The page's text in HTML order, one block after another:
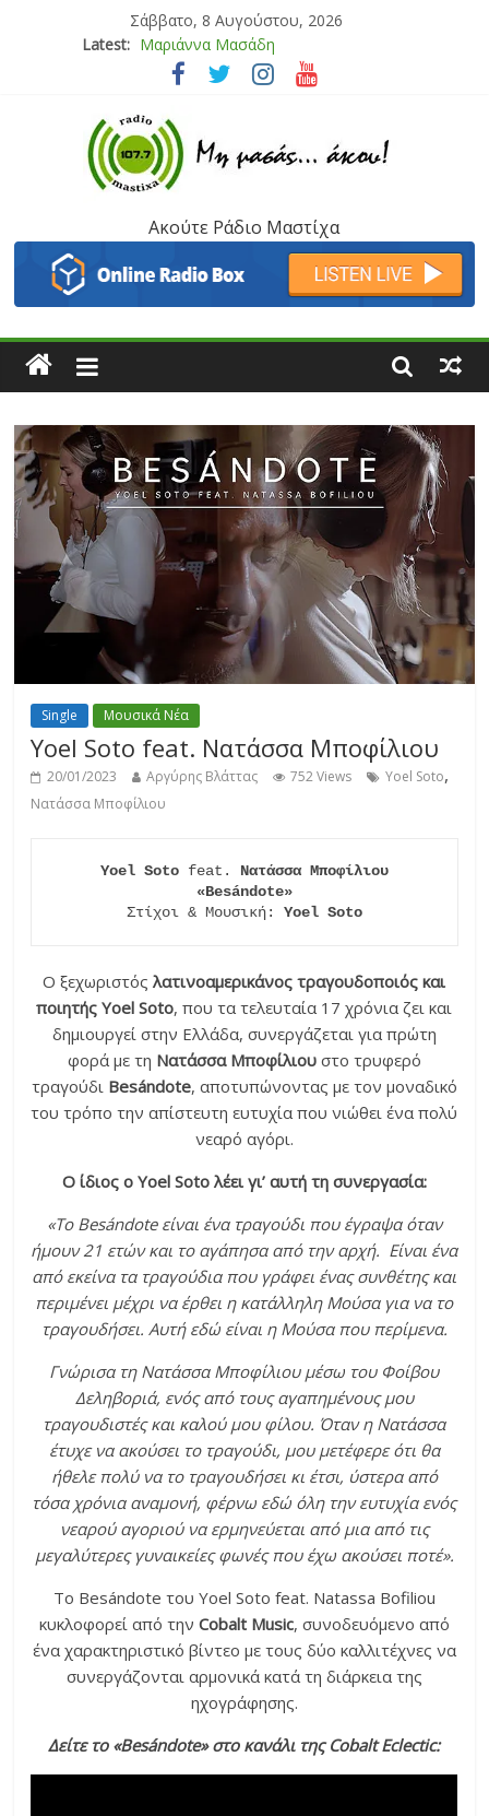
Σάββατο, 8 Αυγούστου, 2026
Latest: Μαριάννα Μασάδη
Τάνια Μπρεάζου
Μάνος Τρυπιάς & Γιώργος Στρατάκης
Ιορδάνης Αγαπητός
Ακούτε Ράδιο Μαστίχα
Single Μουσικά Νέα
Yoel Soto feat. Νατάσσα Μποφίλιου
20/01/2023 Αργύρης Βλάττας 752 Views Yoel Soto,
Νατάσσα Μποφίλιου
Yoel Soto feat. Νατάσσα Μποφίλιου
«Besándote»
Στίχοι & Μουσική: Yoel Soto
O ξεχωριστόςλατινοαμερικάνος τραγουδοποιός και
ποιητήςYoel Soto, που τα τελευταία 17 χρόνια ζει και
δημιουργεί στην Ελλάδα, συνεργάζεται για πρώτη
φορά με τη Νατάσσα Μποφίλιουστο τρυφερό
τραγούδι Besándote, αποτυπώνοντας με τον μοναδικό
του τρόπο την απίστευτη ευτυχία που νιώθει ένα πολύ
νεαρό αγόρι.
Ο ίδιος ο Yoel Soto λέει γι’ αυτή τη συνεργασία:
«Το Besándote είναι ένα τραγούδι που έγραψα όταν
ήμουν 21 ετών και το αγάπησα από την αρχή. Είναι ένα
από εκείνα τα τραγούδια που γράφει ένας συνθέτης και
περιμένει μέχρι να έρθει η κατάλληλη Μούσα για να το
τραγουδήσει. Αυτή εδώ είναι η Μούσα που περίμενα.
Γνώρισα τη Νατάσσα Μποφίλιου μέσω του Φοίβου
Δεληβοριά, ενός από τους αγαπημένους μου
τραγουδιστές και καλού μου φίλου. Όταν η Νατάσσα
έτυχε να ακούσει το τραγούδι, μου μετέφερε ότι θα
ήθελε πολύ να το τραγουδήσει κι έτσι, ύστερα από
τόσα χρόνια αναμονή, φέρνω εδώ όλη την ευτυχία ενός
νεαρού αγοριού να ερμηνεύεται από μια από τις
μεγαλύτερες γυναικείες φωνές που έχω ακούσει ποτέ».
To Besándote του Yoel Soto feat. Natassa Bofiliou
κυκλοφορεί από την Cobalt Music, συνοδευόμενο από
ένα χαρακτηριστικό βίντεο με τους δύο καλλιτέχνες να
συνεργάζονται αρμονικά κατά τη διάρκεια της
ηχογράφησης.
Δείτε το «Besándote» στο κανάλι της Cobalt Eclectic: